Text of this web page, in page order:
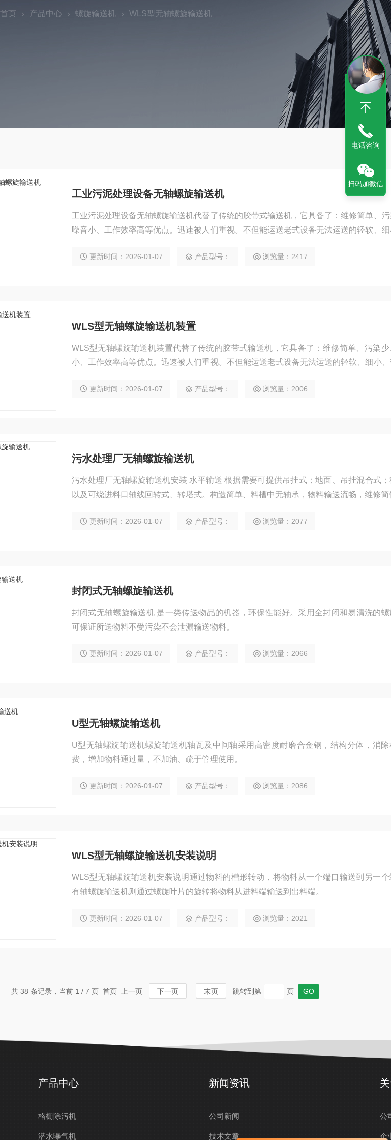
首页 产品中心 螺旋输送机 WLS型无轴螺旋输送机
工业污泥处理设备无轴螺旋输送机
工业污泥处理设备无轴螺旋输送机代替了传统的胶带式输送机，它具备了：维修简单、
噪音小、工作效率高等优点。迅速被人们重视。不但能运送老式设备无法运送的轻软、
更新时间：2026-01-07 产品型号： 浏览量：2417
WLS型无轴螺旋输送机装置
WLS型无轴螺旋输送机装置代替了传统的胶带式输送机，它具备了：维修简单、污染
小、工作效率高等优点。迅速被人们重视。不但能运送老式设备无法运送的轻软、细小
更新时间：2026-01-07 产品型号： 浏览量：2006
污水处理厂无轴螺旋输送机
污水处理厂无轴螺旋输送机安装 水平输送 根据需要可提供吊挂式；地面、吊挂混合式
以及可绕进料口轴线回转式、转塔式。构造简单、料槽中无轴承，物料输送流畅，维修简
更新时间：2026-01-07 产品型号： 浏览量：2077
封闭式无轴螺旋输送机
封闭式无轴螺旋输送机 是一类传送物品的机器，环保性能好。采用全封闭和易清洗的
可保证所送物料不受污染不会泄漏输送物料。
更新时间：2026-01-07 产品型号： 浏览量：2066
U型无轴螺旋输送机
U型无轴螺旋输送机螺旋输送机轴瓦及中间轴采用高密度耐磨合金钢，结构分体，消除
费，增加物料通过量，不加油、疏于管理使用。
更新时间：2026-01-07 产品型号： 浏览量：2086
WLS型无轴螺旋输送机安装说明
WLS型无轴螺旋输送机安装说明通过物料的槽形转动，将物料从一个端口输送到另一
有轴螺旋输送机则通过螺旋叶片的旋转将物料从进料端输送到出料端。
更新时间：2026-01-07 产品型号： 浏览量：2021
共 38 条记录，当前 1 / 7 页 首页 上一页 下一页 末页 跳转到第 页
产品中心
格栅除污机
潜水曝气机
新闻资讯
公司新闻
技术文章
公
企
电话咨询
扫码加微信